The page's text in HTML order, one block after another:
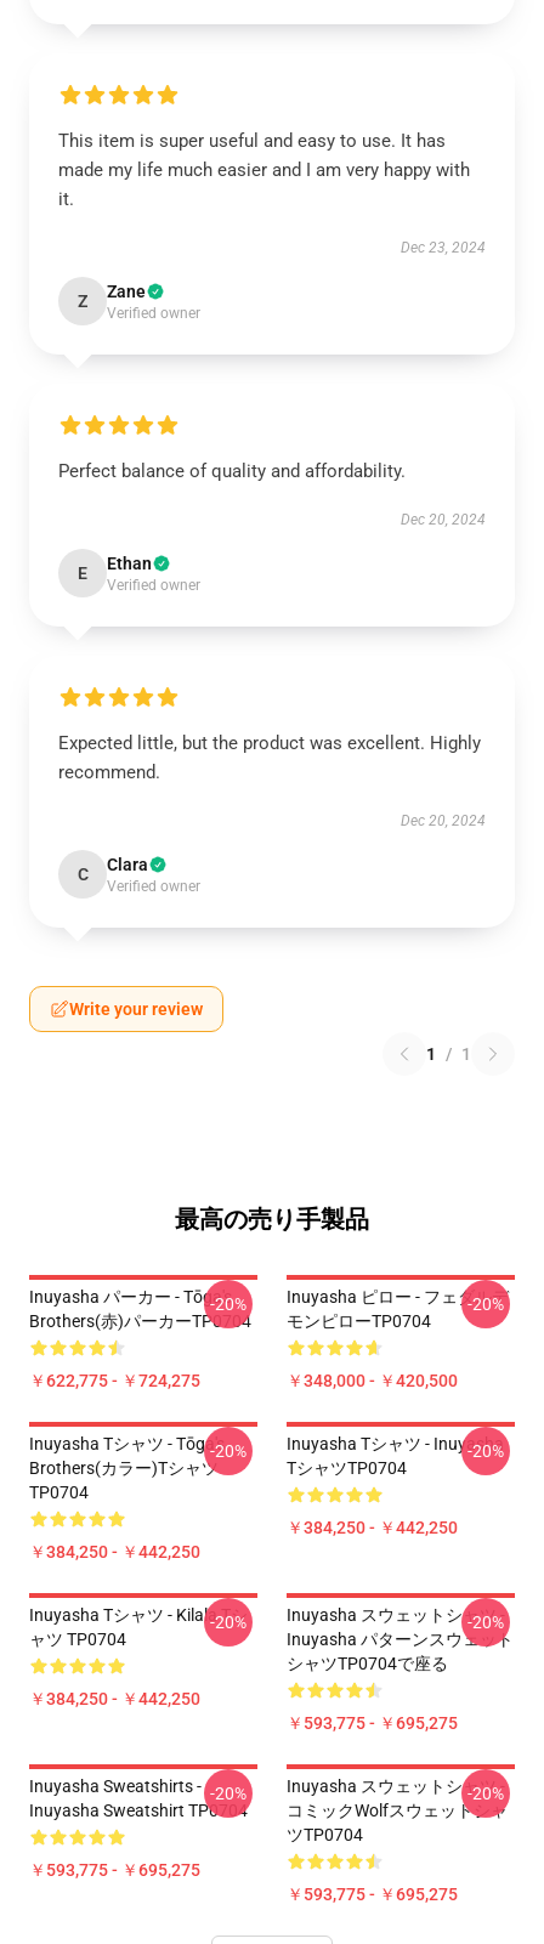
This item is super useful and easy to use. It has
made my life much easier and I am very happy with
it.
Dec 23, 2024
Z Zane
Verified owner
Perfect balance of quality and affordability.
Dec 20, 2024
E Ethan
Verified owner
Expected little, but the product was excellent. Highly
recommend.
Dec 20, 2024
C Clara
Verified owner
Write your review
1 / 1
最高の売り手製品
Inuyasha パーカー - Tōga's
Brothers(赤)パーカーTP0704
￥622,775 - ￥724,275
-20%
Inuyasha ピロー - フェダルデ
モンピローTP0704
￥348,000 - ￥420,500
-20%
Inuyasha Tシャツ - Tōga's
Brothers(カラー)Tシャツ
TP0704
￥384,250 - ￥442,250
-20%
Inuyasha Tシャツ - Inuyasha
TシャツTP0704
￥384,250 - ￥442,250
-20%
Inuyasha Tシャツ - Kilala Tシ
ャツ TP0704
￥384,250 - ￥442,250
-20%
Inuyasha スウェットシャツ -
Inuyasha パターンスウェット
シャツTP0704で座る
￥593,775 - ￥695,275
-20%
Inuyasha Sweatshirts -
Inuyasha Sweatshirt TP0704
￥593,775 - ￥695,275
-20%
Inuyasha スウェットシャツ -
コミックWolfスウェットシャ
ツTP0704
￥593,775 - ￥695,275
-20%